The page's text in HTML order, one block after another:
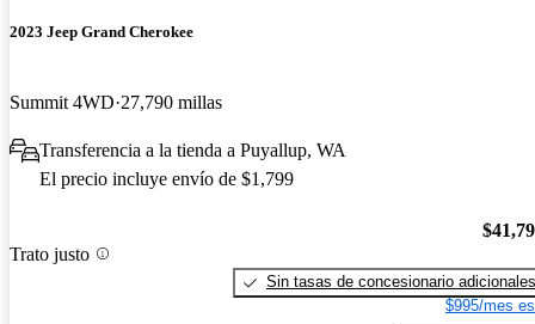
2023 Jeep Grand Cherokee
Summit 4WD 27,790 millas
Transferencia a la tienda a Puyallup, WA
El precio incluye envío de $1,799
Trato justo
Sin tasas de concesionario adicionales
$995/mes